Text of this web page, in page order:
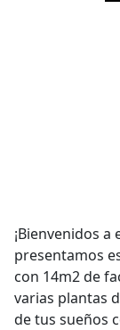
¡Bienvenidos
presentamos
con 14m2 de
varias plantas
de tus sueños